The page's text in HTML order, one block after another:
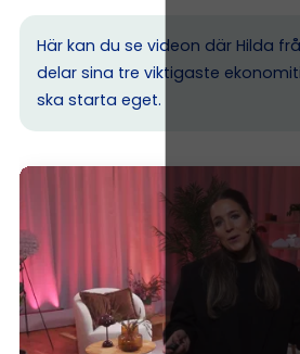
Här kan du se videon där Hilda
delar sina tre viktigaste
ska starta eget.